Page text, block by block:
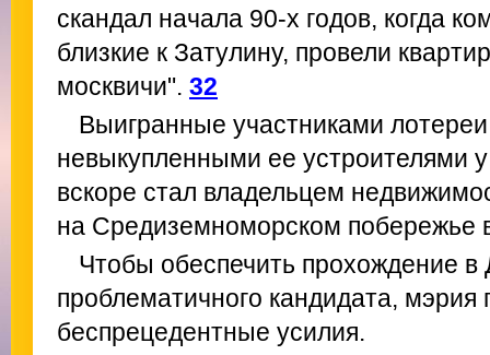
скандал начала 90-х годов, когда
близкие к Затулину, провели
москвичи". 32
Выигранные участниками
невыкупленными ее устроителями
вскоре стал владельцем
на Средиземноморском побережье
Чтобы обеспечить прохождение в
проблематичного кандидата, мэрия
беспрецедентные усилия.